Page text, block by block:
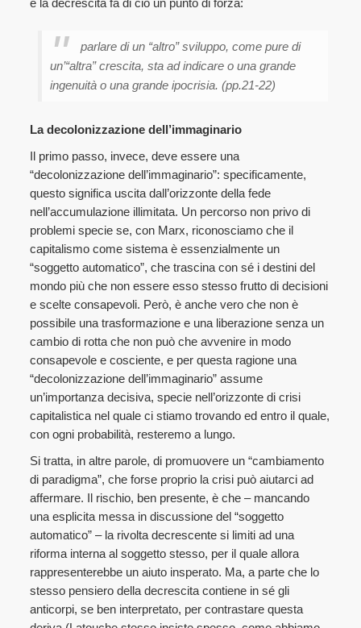
e la decrescita fa di ciò un punto di forza:
parlare di un “altro” sviluppo, come pure di
un’“altra” crescita, sta ad indicare o una grande
ingenuità o una grande ipocrisia. (pp.21-22)
La decolonizzazione dell’immaginario
Il primo passo, invece, deve essere una
“decolonizzazione dell’immaginario”: specificamente,
questo significa uscita dall’orizzonte della fede
nell’accumulazione illimitata. Un percorso non privo di
problemi specie se, con Marx, riconosciamo che il
capitalismo come sistema è essenzialmente un
“soggetto automatico”, che trascina con sé i destini del
mondo più che non essere esso stesso frutto di decisioni
e scelte consapevoli. Però, è anche vero che non è
possibile una trasformazione e una liberazione senza un
cambio di rotta che non può che avvenire in modo
consapevole e cosciente, e per questa ragione una
“decolonizzazione dell’immaginario” assume
un’importanza decisiva, specie nell’orizzonte di crisi
capitalistica nel quale ci stiamo trovando ed entro il quale,
con ogni probabilità, resteremo a lungo.
Si tratta, in altre parole, di promuovere un “cambiamento
di paradigma”, che forse proprio la crisi può aiutarci ad
affermare. Il rischio, ben presente, è che – mancando
una esplicita messa in discussione del “soggetto
automatico” – la rivolta decrescente si limiti ad una
riforma interna al soggetto stesso, per il quale allora
rappresenterebbe un aiuto insperato. Ma, a parte che lo
stesso pensiero della decrescita contiene in sé gli
anticorpi, se ben interpretato, per contrastare questa